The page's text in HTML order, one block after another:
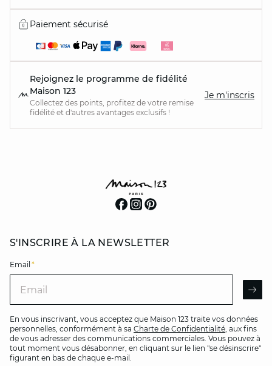
Paiement sécurisé
Rejoignez le programme de fidélité
Maison 123
Collectez des points, profitez de votre remise
fidélité et d'autres avantages exclusifs !
Je m'inscris
S'INSCRIRE À LA NEWSLETTER
Email *
En vous inscrivant, vous acceptez que Maison 123 traite vos données
personnelles, conformément à sa Charte de Confidentialité, aux fins
de vous adresser des communications commerciales. Vous pouvez à
tout moment vous désabonner, en cliquant sur le lien "se désinscrire"
figurant en bas de chaque e-mail.